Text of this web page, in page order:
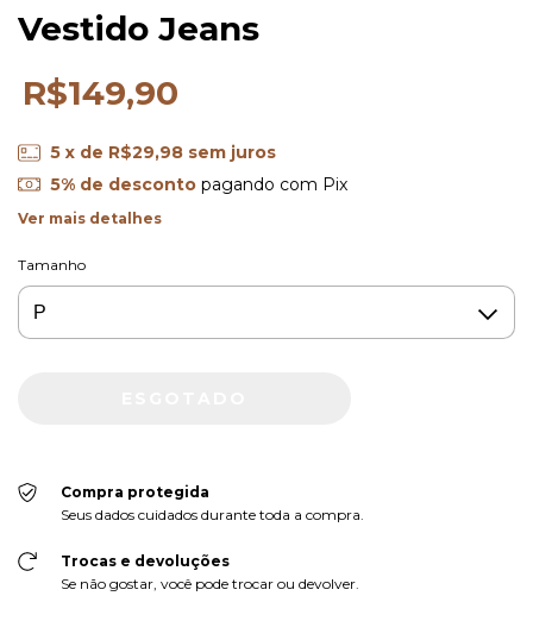
Vestido Jeans
R$149,90
5 x de R$29,98 sem juros
5% de descontopagando com Pix
Ver mais detalhes
Tamanho
Compra protegida
Seus dados cuidados durante toda a compra.
Trocas e devoluções
Se não gostar, você pode trocar ou devolver.